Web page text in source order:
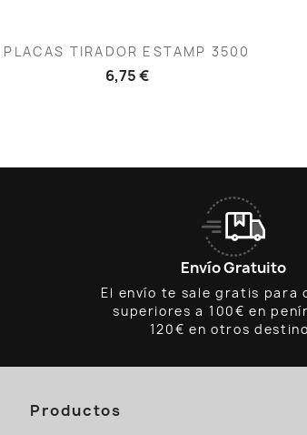
 Vista rápida
PLACAS TIRADOR ESTAMP 3500
6,75 €
Envío Gratuito
El envío te sale gratis para
superiores a 100€ en
120€ en otros
Productos